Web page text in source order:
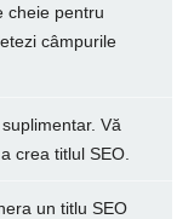
cheie pentru
câmpurile
Vă
crea titlul SEO.
un titlu SEO